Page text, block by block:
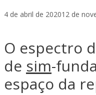
4 de abril de 202012 de
O espectro
de sim-
espaço da